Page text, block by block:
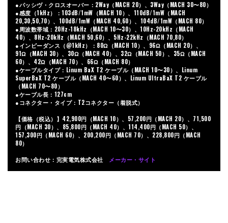
●パッシヴ・クロスオーバー：2Way（MACH 20）、3Way（MACH 30〜80）
●感度（1kHz）：103dB/1mW（MACH 10）、110dB/1mW（MACH
20,30,50,70）、100dB/1mW（MACH 40,60）、104dB/1mW（MACH 80）
●周波数帯域：20Hz-18kHz（MACH 10〜30）、10Hz-20kHz（MACH
40）、8Hz-20kHz（MACH 50,60）、5Hz-22kHz（MACH 70,80）
●インピーダンス（@1kHz）：80Ω（MACH 10）、96Ω（MACH 20）、
91Ω（MACH 30）、30Ω（MACH 40）、32Ω（MACH 50）、35Ω（MACH
60）、42Ω（MACH 70）、66Ω（MACH 80）
●ケーブルタイプ：Linum BaX T2 ケーブル（MACH 10〜30）、Linum
SuperBaX T2 ケーブル（MACH 40〜60）、Linum UltraBaX T2 ケーブル
（MACH 70〜80）
●ケーブル長：127cm
●コネクター・タイプ：T2コネクター（着脱式）
【価格（税込）】42,900円（MACH 10）、57,200円（MACH 20）、71,500
円（MACH 30）、85,800円（MACH 40）、114,400円（MACH 50）、
157,300円（MACH 60）、200,200円（MACH 70）、228,800円（MACH
80）
お問い合わせ：完実電気株式会社
メーカー・サイト